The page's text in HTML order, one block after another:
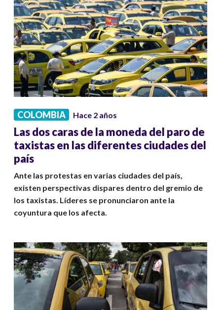
COLOMBIA Hace 2 años
Las dos caras de la moneda del paro de
taxistas en las diferentes ciudades del
país
Ante las protestas en varias ciudades del país,
existen perspectivas dispares dentro del gremio de
los taxistas. Líderes se pronunciaron ante la
coyuntura que los afecta.